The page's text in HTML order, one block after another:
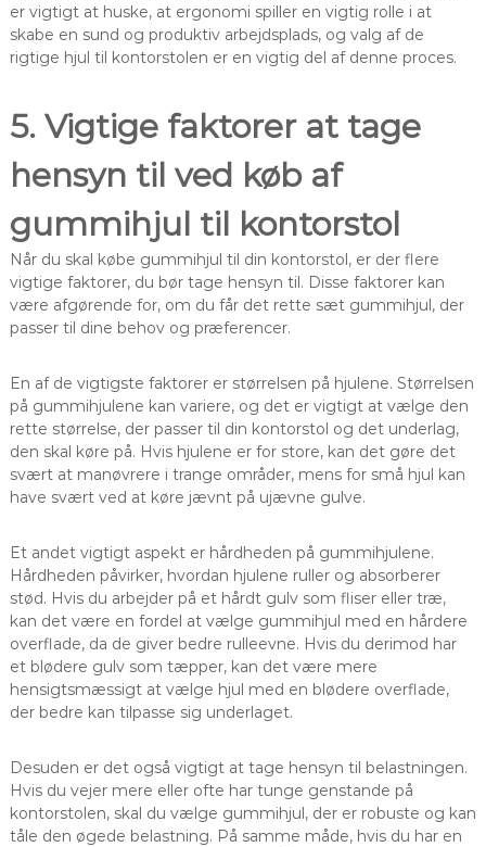
er vigtigt at huske, at ergonomi spiller en vigtig rolle i at
skabe en sund og produktiv arbejdsplads, og valg af de
rigtige hjul til kontorstolen er en vigtig del af denne proces.
5. Vigtige faktorer at tage
hensyn til ved køb af
gummihjul til kontorstol
Når du skal købe gummihjul til din kontorstol, er der flere
vigtige faktorer, du bør tage hensyn til. Disse faktorer kan
være afgørende for, om du får det rette sæt gummihjul, der
passer til dine behov og præferencer.
En af de vigtigste faktorer er størrelsen på hjulene. Størrelsen
på gummihjulene kan variere, og det er vigtigt at vælge den
rette størrelse, der passer til din kontorstol og det underlag,
den skal køre på. Hvis hjulene er for store, kan det gøre det
svært at manøvrere i trange områder, mens for små hjul kan
have svært ved at køre jævnt på ujævne gulve.
Et andet vigtigt aspekt er hårdheden på gummihjulene.
Hårdheden påvirker, hvordan hjulene ruller og absorberer
stød. Hvis du arbejder på et hårdt gulv som fliser eller træ,
kan det være en fordel at vælge gummihjul med en hårdere
overflade, da de giver bedre rulleevne. Hvis du derimod har
et blødere gulv som tæpper, kan det være mere
hensigtsmæssigt at vælge hjul med en blødere overflade,
der bedre kan tilpasse sig underlaget.
Desuden er det også vigtigt at tage hensyn til belastningen.
Hvis du vejer mere eller ofte har tunge genstande på
kontorstolen, skal du vælge gummihjul, der er robuste og kan
tåle den øgede belastning. På samme måde, hvis du har en